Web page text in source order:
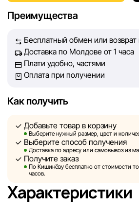
обеспечить вас достоверной
Однако, несмотря на постоянный
гарантировать абсолютную
сайте, ввиду возможных
сторонних ресурсах, ссылки на
Sportlandia оставляет за собой
без предварительного
характеристики и потребительские
Изображения, представленные на
Общая информация о товарах
целях.
Преимущества
Бесплатный обмен или возврат
Доставка по Молдове от 1 часа
Плати удобно, частями
Оплата при получении
Как получить
Добавьте товар в корзину
Выберите нужный размер, цвет и
Выберите способ получения
Доставка по адресу или самовывоз из
Получите заказ
По Кишинёву бесплатно от стоимости
часов.
Характеристики